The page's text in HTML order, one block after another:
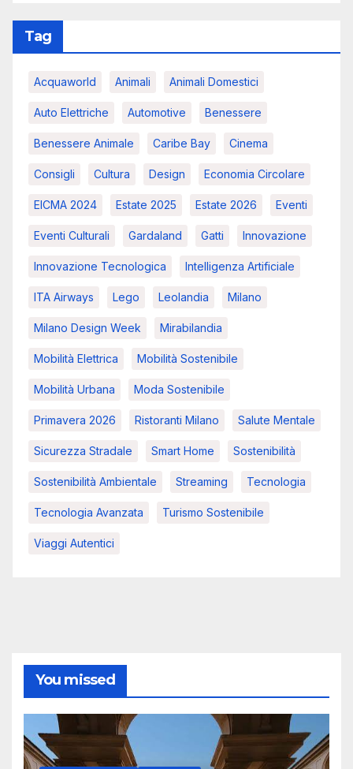
Tag
Acquaworld Animali Animali Domestici
Auto Elettriche Automotive Benessere
Benessere Animale Caribe Bay Cinema
Consigli Cultura Design Economia Circolare
EICMA 2024 Estate 2025 Estate 2026 Eventi
Eventi Culturali Gardaland Gatti Innovazione
Innovazione Tecnologica Intelligenza Artificiale
ITA Airways Lego Leolandia Milano
Milano Design Week Mirabilandia
Mobilità Elettrica Mobilità Sostenibile
Mobilità Urbana Moda Sostenibile
Primavera 2026 Ristoranti Milano Salute Mentale
Sicurezza Stradale Smart Home Sostenibilità
Sostenibilità Ambientale Streaming Tecnologia
Tecnologia Avanzata Turismo Sostenibile
Viaggi Autentici
You missed